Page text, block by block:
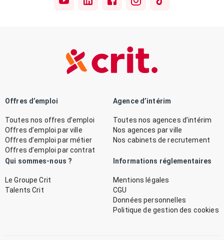
Offres d’emploi
Toutes nos offres d’emploi
Offres d’emploi par ville
Offres d’emploi par métier
Offres d’emploi par contrat
Agence d’intérim
Toutes nos agences d’intérim
Nos agences par ville
Nos cabinets de recrutement
Qui sommes-nous ?
Le Groupe Crit
Talents Crit
Informations réglementaires
Mentions légales
CGU
Données personnelles
Politique de gestion des cookies